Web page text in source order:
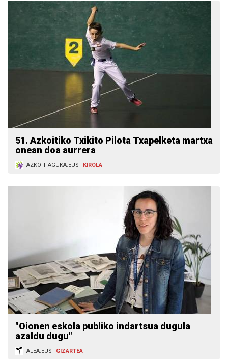
51. Azkoitiko Txikito Pilota Txapelketa martxa
onean doa aurrera
AZKOITIAGUKA.EUS KIROLA
"Oionen eskola publiko indartsua dugula
azaldu dugu"
ALEA.EUS GIZARTEA